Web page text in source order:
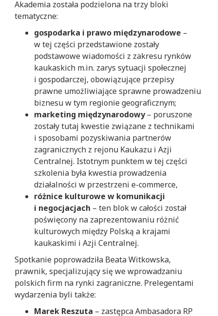
Akademia została podzielona na trzy bloki
tematyczne:
gospodarka i prawo międzynarodowe –
w tej części przedstawione zostały
podstawowe wiadomości z zakresu rynków
kaukaskich m.in. zarys sytuacji społecznej
i gospodarczej, obowiązujące przepisy
prawne umożliwiające sprawne prowadzeniu
biznesu w tym regionie geograficznym;
marketing międzynarodowy– poruszone
zostały tutaj kwestie związane z technikami
i sposobami pozyskiwania partnerów
zagranicznych z rejonu Kaukazu i Azji
Centralnej. Istotnym punktem w tej części
szkolenia była kwestia prowadzenia
działalności w przestrzeni e-commerce,
różnice kulturowe w komunikacji
i negocjacjach – ten blok w całości został
poświęcony na zaprezentowaniu różnić
kulturowych między Polską a krajami
kaukaskimi i Azji Centralnej.
Spotkanie poprowadziła Beata Witkowska,
prawnik, specjalizujący się we wprowadzaniu
polskich firm na rynki zagraniczne. Prelegentami
wydarzenia byli także:
Marek Reszuta – zastępca Ambasadora RP